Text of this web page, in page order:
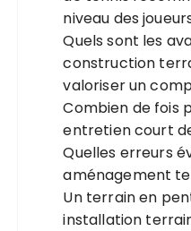
niveau des
Quels sont les
construction
valoriser un
Combien de fois
entretien court
Quelles erreurs
aménagement
Un terrain en
installation